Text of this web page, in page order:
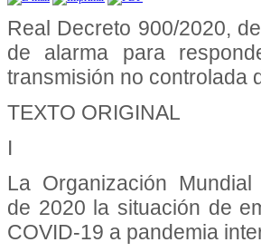
Real Decreto 900/2020,
de alarma para
transmisión no controlada
TEXTO ORIGINAL
I
La Organización
de 2020 la situación de
COVID-19 a pandemia